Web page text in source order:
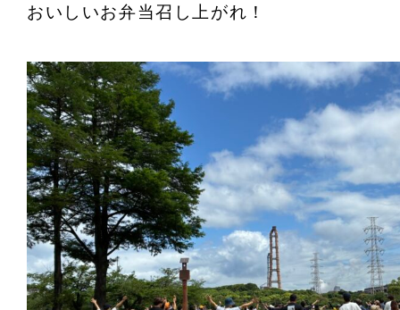
おいしいお弁当召し上がれ！